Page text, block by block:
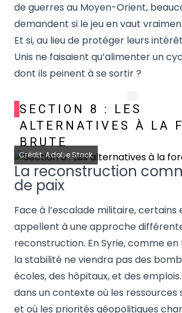
de guerres au Moyen-Orient,
demandent si le jeu en vaut
Et si, au lieu de protéger leurs
Unis ne faisaient qu’alimenter un
dont ils peinent à se sortir ?
SECTION 8 : LES
ALTERNATIVES À LA
BRUTE
Crédit: Adobe Stock
La reconstruction
de paix
Face à l’escalade militaire, certains
appellent à une approche
reconstruction. En Syrie, comme
la stabilité ne viendra pas des
écoles, des hôpitaux, et des
dans un contexte où les ressources
et où les priorités géopolitiques